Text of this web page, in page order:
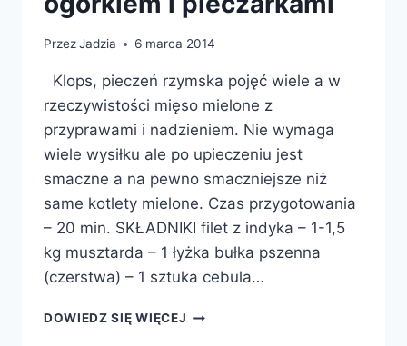
PrzezJadzia 6 marca 2014
Klops, pieczeń rzymska pojęć wiele a w
rzeczywistości mięso mielone z
przyprawami i nadzieniem. Nie wymaga
wiele wysiłku ale po upieczeniu jest
smaczne a na pewno smaczniejsze niż
same kotlety mielone. Czas przygotowania
– 20 min. SKŁADNIKI filet z indyka – 1-1,5
kg musztarda – 1 łyżka bułka pszenna
(czerstwa) – 1 sztuka cebula…
DOWIEDZ SIĘ WIĘCEJ KLOPS